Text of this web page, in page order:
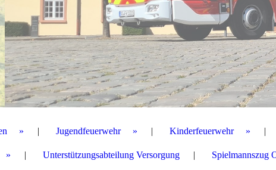
Jugendfeuerwehr Kinderfeuerwehr
Unterstützungsabteilung Versorgung Spielmannszug